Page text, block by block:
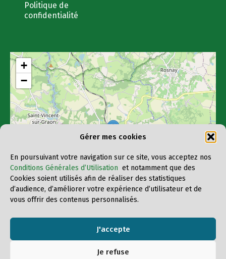
Gérer mes cookies
En poursuivant votre navigation sur ce site, vous acceptez nos
Conditions Générales d’Utilisation et notamment que des
Cookies soient utilisés afin de réaliser des statistiques
d’audience, d’améliorer votre expérience d’utilisateur et de
vous offrir des contenus personnalisés.
J'accepte
Je refuse
Politique de
confidentialité
+
−